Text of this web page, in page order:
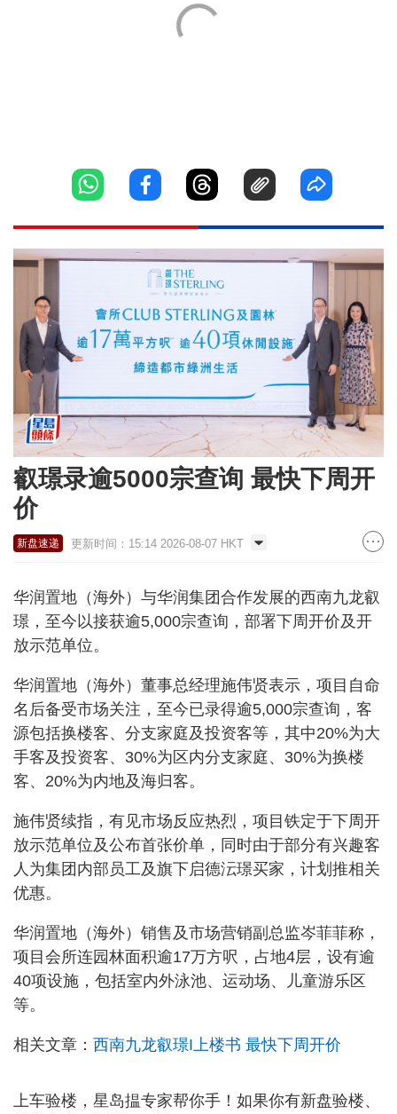
叡璟录逾5000宗查询 最快下周开
价
新盘速递 更新时间：15:14 2026-08-07 HKT
华润置地（海外）与华润集团合作发展的西南九龙叡
璟，至今以接获逾5,000宗查询，部署下周开价及开
放示范单位。
华润置地（海外）董事总经理施伟贤表示，项目自命
名后备受市场关注，至今已录得逾5,000宗查询，客
源包括换楼客、分支家庭及投资客等，其中20%为大
手客及投资客、30%为区内分支家庭、30%为换楼
客、20%为内地及海归客。
施伟贤续指，有见市场反应热烈，项目铁定于下周开
放示范单位及公布首张价单，同时由于部分有兴趣客
人为集团内部员工及旗下启德沄璟买家，计划推相关
优惠。
华润置地（海外）销售及市场营销副总监岑菲菲称，
项目会所连园林面积逾17万方呎，占地4层，设有逾
40项设施，包括室内外泳池、运动场、儿童游乐区
等。
相关文章： 西南九龙叡璟I上楼书 最快下周开价
上车验楼，星岛揾专家帮你手！如果你有新盘验楼、